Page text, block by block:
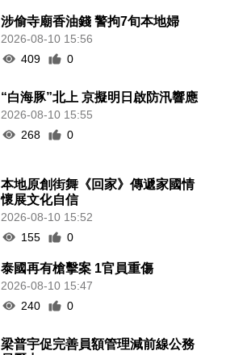
涉偷寺廟香油錢 警拘7旬本地婦
2026-08-10 15:56
409
0
“白海豚”北上 京擬明日啟防汛響應
2026-08-10 15:55
268
0
本地原創街舞《回家》傳遞家國情
懷展文化自信
2026-08-10 15:52
155
0
泰國再有槍擊案 1官員重傷
2026-08-10 15:47
240
0
梁普宇促完善員額管理減前線公務